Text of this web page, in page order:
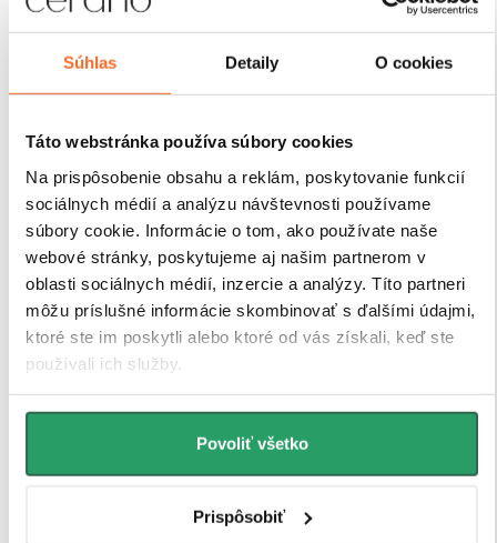
Súhlas Detaily O cookies
Táto webstránka používa súbory cookies
Na prispôsobenie obsahu a reklám, poskytovanie funkcií
sociálnych médií a analýzu návštevnosti používame
súbory cookie. Informácie o tom, ako používate naše
webové stránky, poskytujeme aj našim partnerom v
oblasti sociálnych médií, inzercie a analýzy. Títo partneri
môžu príslušné informácie skombinovať s ďalšími údajmi,
ktoré ste im poskytli alebo ktoré od vás získali, keď ste
používali ich služby.
Povoliť všetko
Prispôsobiť
predvŕtaným otvorom a prehľadnému montážnemu
návodu zvládne inštaláciu každý. Navyše sú vybavené
nastaviteľnými profilmi, ktoré umožňujú vyrovnanie
drobných nerovností stien bez nutnosti ďalších úprav.